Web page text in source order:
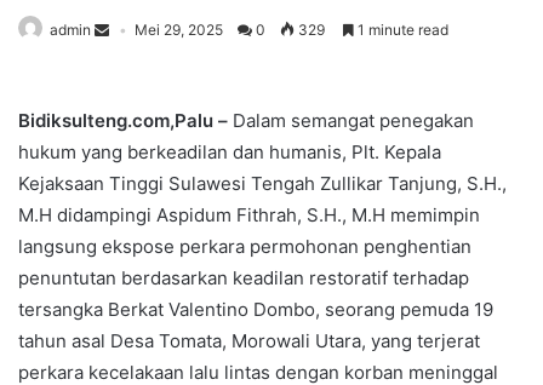
admin Mei 29, 2025 0 329 1 minute read
Bidiksulteng.com,Palu – Dalam semangat penegakan
hukum yang berkeadilan dan humanis, Plt. Kepala
Kejaksaan Tinggi Sulawesi Tengah Zullikar Tanjung, S.H.,
M.H didampingi Aspidum Fithrah, S.H., M.H memimpin
langsung ekspose perkara permohonan penghentian
penuntutan berdasarkan keadilan restoratif terhadap
tersangka Berkat Valentino Dombo, seorang pemuda 19
tahun asal Desa Tomata, Morowali Utara, yang terjerat
perkara kecelakaan lalu lintas dengan korban meninggal